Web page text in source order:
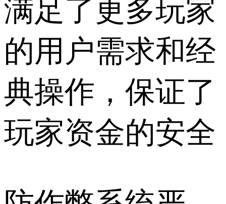
满足了更多玩家
的用户需求和经
典操作，保证了
玩家资金的安全